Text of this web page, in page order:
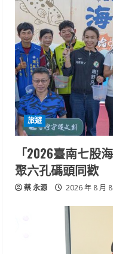
旅遊
「2026臺南七股
聚六孔碼頭同歡
蔡 永源 2026 年 8 月 8